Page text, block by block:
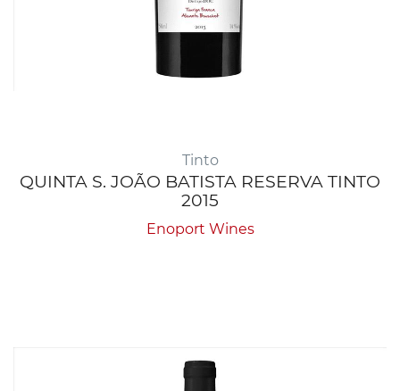
Tinto
QUINTA S. JOÃO BATISTA RESERVA TINTO
2015
Enoport Wines